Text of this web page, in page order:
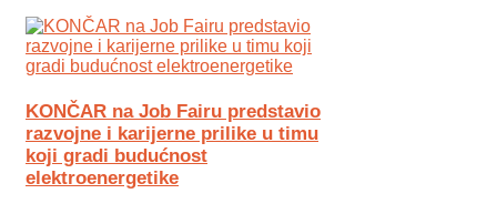
KONČAR na Job Fairu predstavio
razvojne i karijerne prilike u timu
koji gradi budućnost
elektroenergetike